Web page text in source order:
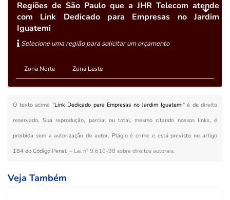
Regiões de São Paulo que a JHR Telecom atende
com Link Dedicado para Empresas no Jardim
Iguatemi
Selecione uma região para solicitar um orçamento
Zona Norte Zona Leste
O texto acima "Link Dedicado para Empresas no Jardim Iguatemi" é de direito
reservado. Sua reprodução, parcial ou total, mesmo citando nossos links, é
proibida sem a autorização do autor. Plágio é crime e está previsto no artigo
184 do Código Penal. – Lei n° 9.610-98 sobre direitos autorais.
Veja Também